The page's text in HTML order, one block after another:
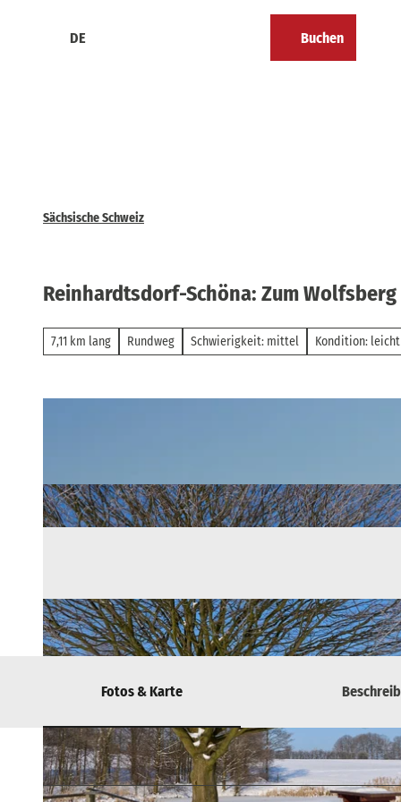
DE Buchen
Sächsische Schweiz
Reinhardtsdorf-Schöna: Zum Wolfsberg
7,11 km lang Rundweg Schwierigkeit: mittel Kondition: leicht
Fotos & Karte